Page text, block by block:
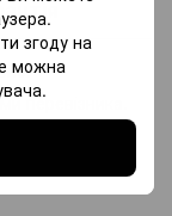
згоду на
можна
.
перевізника.